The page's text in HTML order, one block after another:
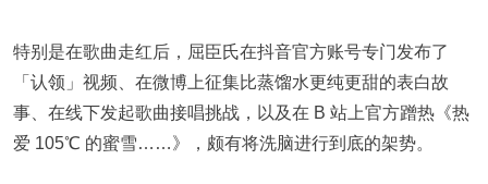
特别是在歌曲走红后，屈臣氏在抖音官方账号专门发布了
「认领」视频、在微博上征集比蒸馏水更纯更甜的表白故
事、在线下发起歌曲接唱挑战，以及在 B 站上官方蹭热《热
爱 105℃ 的蜜雪……》，颇有将洗脑进行到底的架势。